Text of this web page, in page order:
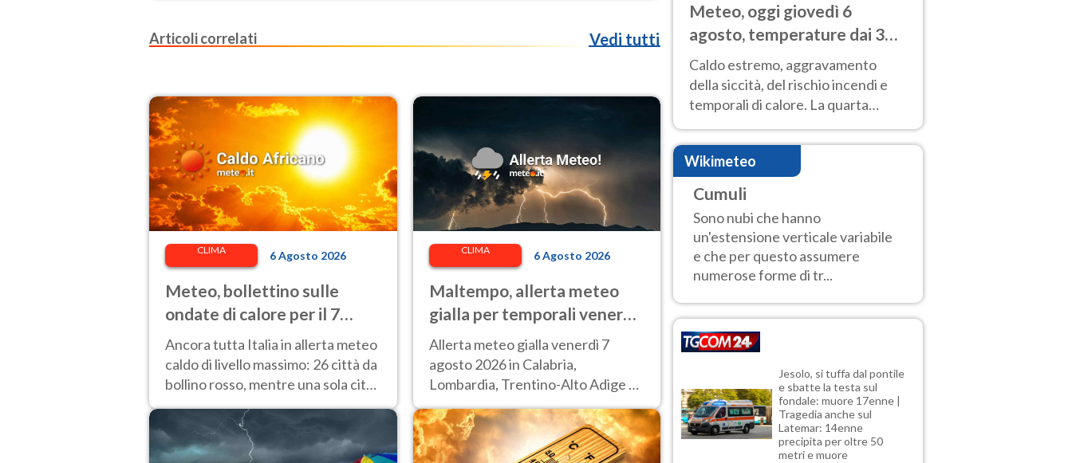
Articoli correlati Vedi tutti
CLIMA 6 Agosto 2026
Meteo, bollettino sulle
ondate di calore per il 7
agosto 2026: 26 città da
bollino rosso in Italia
Ancora tutta Italia in allerta meteo
caldo di livello massimo: 26 città da
bollino rosso, mentre una sola città
passa al bollino giallo.
CLIMA 6 Agosto 2026
Maltempo, allerta meteo
gialla per temporali venerdì
7 agosto: le regioni colpite
Allerta meteo gialla venerdì 7
agosto 2026 in Calabria,
Lombardia, Trentino-Alto Adige e
Veneto.
Meteo, oggi giovedì 6
agosto, temperature dai 33
ai 40 gradi
Caldo estremo, aggravamento
della siccità, del rischio incendi e
temporali di calore. La quarta
intensa ondata di calore non dà
tregua e durerà fino Ferragosto
Wikimeteo
Cumuli
Sono nubi che hanno
un'estensione verticale variabile
e che per questo assumere
numerose forme di tr...
Jesolo, si tuffa dal pontile
e sbatte la testa sul
fondale: muore 17enne |
Tragedia anche sul
Latemar: 14enne
precipita per oltre 50
metri e muore